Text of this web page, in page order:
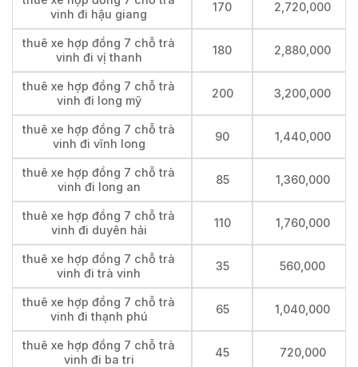
vinh đi hậu giang
170 2,720,000
thuê xe hợp đồng 7 chỗ trà
vinh đi vị thanh
180 2,880,000
thuê xe hợp đồng 7 chỗ trà
vinh đi long mỹ
200 3,200,000
thuê xe hợp đồng 7 chỗ trà
vinh đi vĩnh long
90 1,440,000
thuê xe hợp đồng 7 chỗ trà
vinh đi long an
85 1,360,000
thuê xe hợp đồng 7 chỗ trà
vinh đi duyên hải
110 1,760,000
thuê xe hợp đồng 7 chỗ trà
vinh đi trà vinh
35 560,000
thuê xe hợp đồng 7 chỗ trà
vinh đi thạnh phú
65 1,040,000
thuê xe hợp đồng 7 chỗ trà
vinh đi ba tri
45 720,000